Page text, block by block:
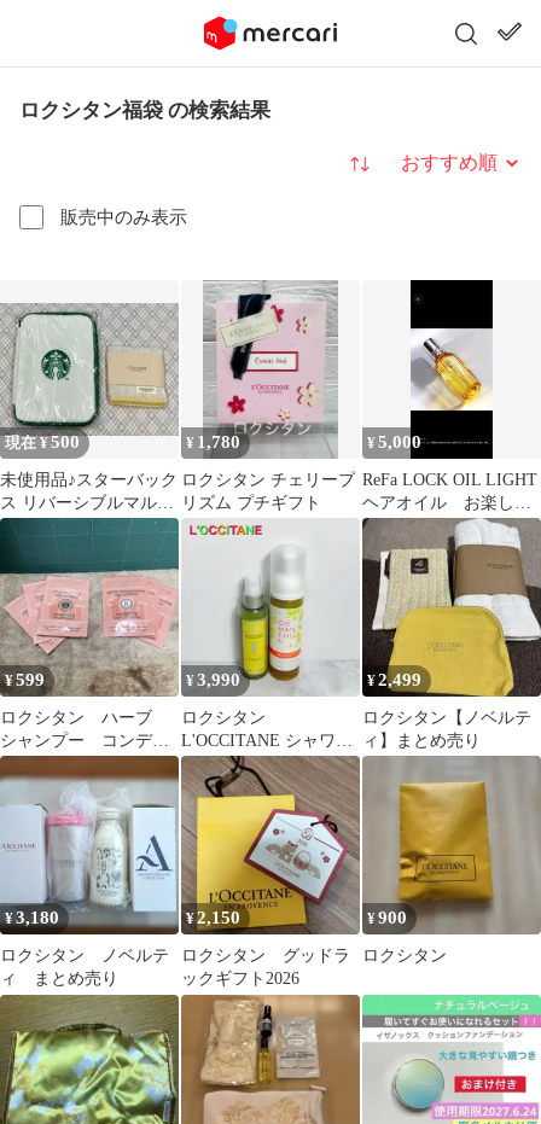
ロクシタン福袋 の検索結果
販売中のみ表示
並び替え
現在 ¥500
未使用品♪スターバック
ス リバーシブルマルチ
ケース & ロクシタン
¥ 1,780
ロクシタン チェリープ
リズム プチギフト
¥5,000
ReFa LOCK OIL LIGHT
ヘアオイル お楽しみ
袋
¥599
ロクシタン ハーブ
シャンプー コンディ
ショナー 各3点セット
¥3,990
ロクシタン
L'OCCITANE シャワー
ホーム＆保湿ジェル 2
点セット
¥2,499
ロクシタン【ノベルテ
ィ】まとめ売り
¥3,180
ロクシタン ノベルテ
ィ まとめ売り
¥2,150
ロクシタン グッドラ
ックギフト2026
¥900
ロクシタン